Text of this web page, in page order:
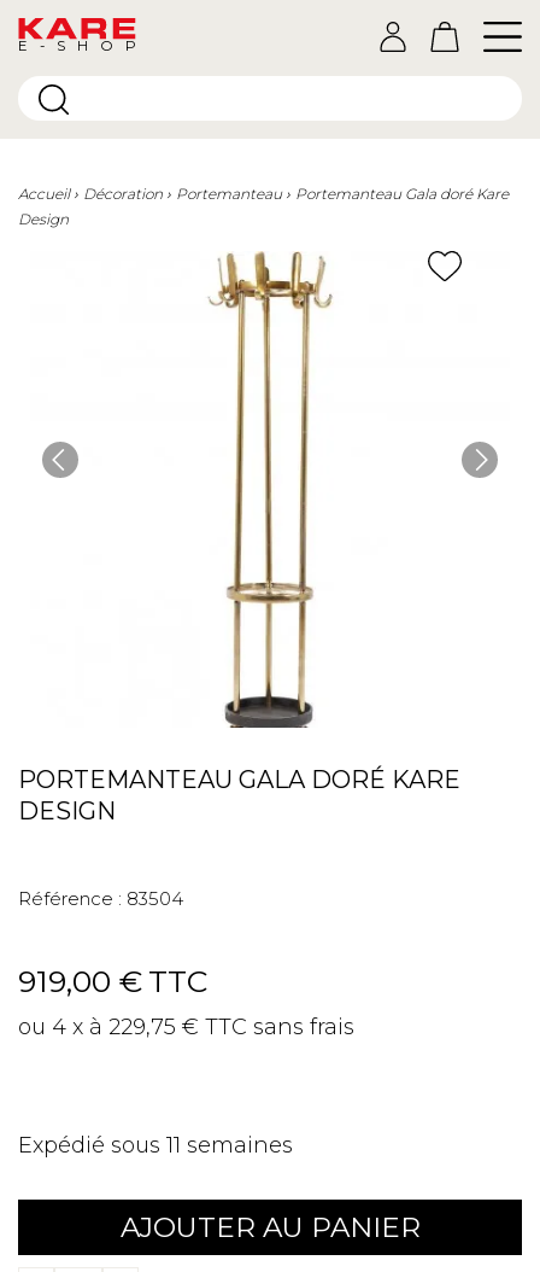
E-SHOP
Accueil Décoration Portemanteau
Portemanteau Gala doré Kare
Design
PORTEMANTEAU GALA DORÉ KARE
DESIGN
Référence : 83504
919,00 € TTC
ou 4 x à 229,75 € TTC sans frais
Expédié sous 11 semaines
AJOUTER AU PANIER